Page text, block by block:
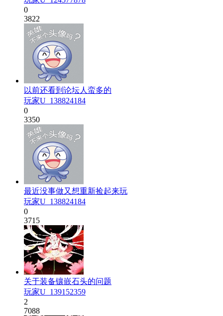
0
3822
以前还看到论坛人蛮多的
玩家U_138824184
0
3350
最近没事做又想重新捡起来玩
玩家U_138824184
0
3715
关于装备镶嵌石头的问题
玩家U_139152359
2
7088